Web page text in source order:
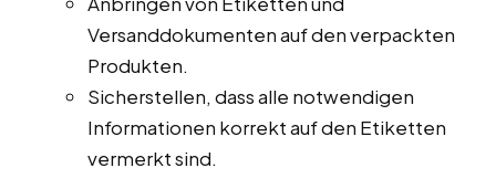
Versanddokumenten auf den verpackten
Produkten.
Sicherstellen, dass alle notwendigen
Informationen korrekt auf den Etiketten
vermerkt sind.